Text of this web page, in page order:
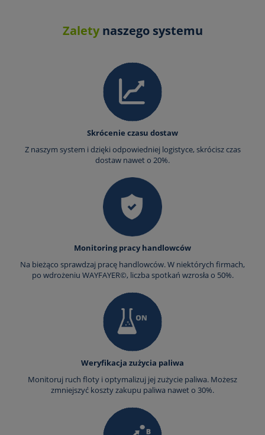
Zaletynaszego systemu
Skrócenie czasu dostaw
Z naszym system i dzięki odpowiedniej logistyce, skrócisz czas
dostaw nawet o 20%.
Monitoring pracy handlowców
Na bieżąco sprawdzaj pracę handlowców. W niektórych firmach,
po wdrożeniu WAYFAYER©, liczba spotkań wzrosła o 50%.
Weryfikacja zużycia paliwa
Monitoruj ruch floty i optymalizuj jej zużycie paliwa. Możesz
zmniejszyć koszty zakupu paliwa nawet o 30%.